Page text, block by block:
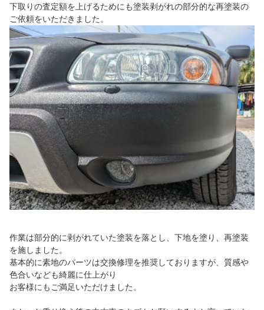
下取りの査定額を上げるためにも塗装剥がれの部分的な再塗装の
ご依頼をいただきました。
作業は部分的に剥がれていた塗装を落とし、下地を塗り、再塗装
を施しました。
基本的に素地のパーツは交換修理を推奨しておりますが、質感や
色合いなども綺麗に仕上がり
お客様にもご満足いただけました。